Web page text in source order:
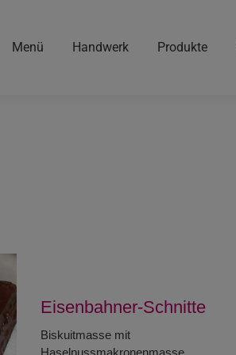
Menü Handwerk Produkte
Eisenbahner-Schnitte
Biskuitmasse mit
Haselnussmakronenmasse,